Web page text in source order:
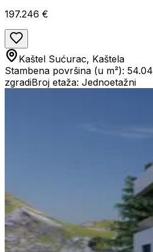
197.246 €
Kaštel Sućurac, Kaštela
Stambena površina (u m²): 54.04
zgradiBroj etaža: Jednoetažni